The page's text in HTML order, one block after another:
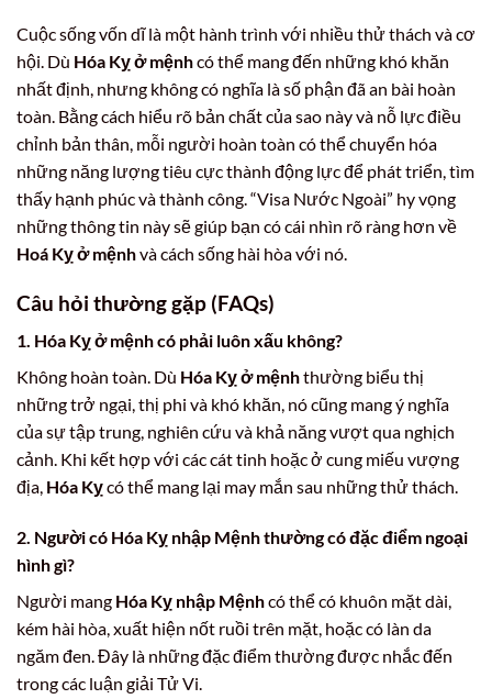
Cuộc sống vốn dĩ là một hành trình với nhiều thử thách và cơ
hội. Dù Hóa Kỵ ở mệnhcó thể mang đến những khó khăn
nhất định, nhưng không có nghĩa là số phận đã an bài hoàn
toàn. Bằng cách hiểu rõ bản chất của sao này và nỗ lực điều
chỉnh bản thân, mỗi người hoàn toàn có thể chuyển hóa
những năng lượng tiêu cực thành động lực để phát triển, tìm
thấy hạnh phúc và thành công. “Visa Nước Ngoài” hy vọng
những thông tin này sẽ giúp bạn có cái nhìn rõ ràng hơn về
Hoá Kỵ ở mệnhvà cách sống hài hòa với nó.
Câu hỏi thường gặp (FAQs)
1. Hóa Kỵ ở mệnh có phải luôn xấu không?
Không hoàn toàn. Dù Hóa Kỵ ở mệnhthường biểu thị
những trở ngại, thị phi và khó khăn, nó cũng mang ý nghĩa
của sự tập trung, nghiên cứu và khả năng vượt qua nghịch
cảnh. Khi kết hợp với các cát tinh hoặc ở cung miếu vượng
địa, Hóa Kỵcó thể mang lại may mắn sau những thử thách.
2. Người có Hóa Kỵ nhập Mệnh thường có đặc điểm ngoại
hình gì?
Người mang Hóa Kỵ nhập Mệnhcó thể có khuôn mặt dài,
kém hài hòa, xuất hiện nốt ruồi trên mặt, hoặc có làn da
ngăm đen. Đây là những đặc điểm thường được nhắc đến
trong các luận giải Tử Vi.